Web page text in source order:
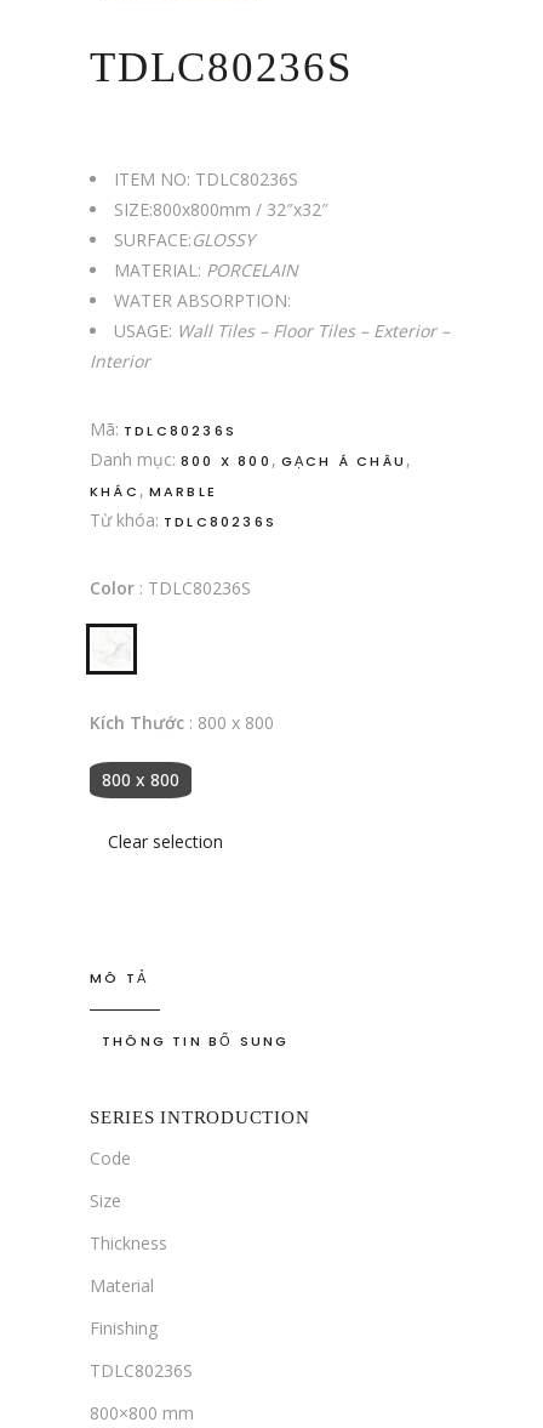
TDLC80236S
ITEM NO: TDLC80236S
SIZE:800x800mm / 32″x32″
SURFACE:GLOSSY
MATERIAL: PORCELAIN
WATER ABSORPTION:
USAGE: Wall Tiles – Floor Tiles – Exterior –
Interior
Mã: TDLC80236S
Danh mục: 800 X 800 , GẠCH Á CHÂU ,
KHÁC , MARBLE
Từ khóa: TDLC80236S
Color : TDLC80236S
Kích Thước : 800 x 800
800 x 800
Clear selection
MÔ TẢ
THÔNG TIN BỔ SUNG
SERIES INTRODUCTION
Code
Size
Thickness
Material
Finishing
TDLC80236S
800×800 mm